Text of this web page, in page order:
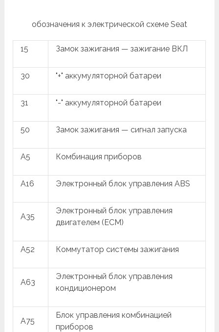
обозначения к электрической схеме Seat
15 Замок зажигания — зажигание ВКЛ
30 "+" аккумуляторной батареи
31 "-" аккумуляторной батареи
50 Замок зажигания — сигнал запуска
A5 Комбинация приборов
A16 Электронный блок управления ABS
A35
Электронный блок управления
двигателем (ECM)
A52 Коммутатор системы зажигания
A63
Электронный блок управления
кондиционером
A75
Блок управления комбинацией
приборов